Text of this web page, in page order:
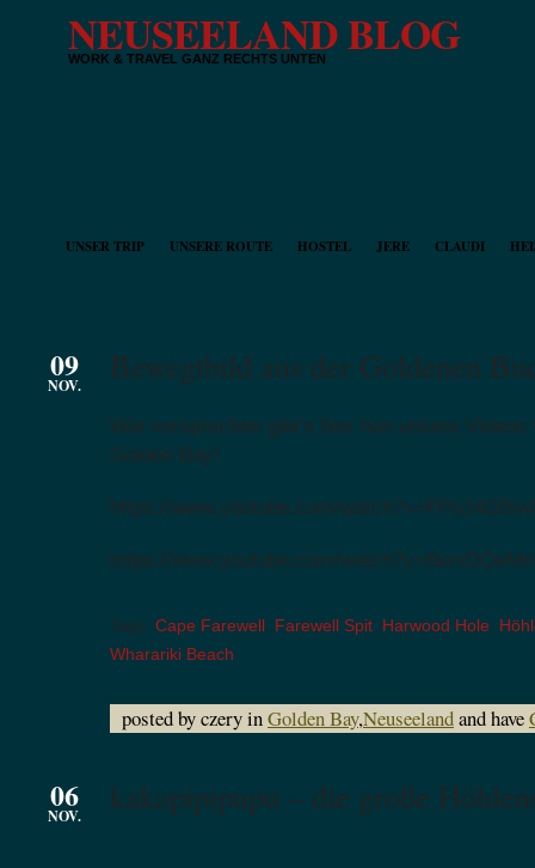
NEUSEELAND BLOG
WORK & TRAVEL GANZ RECHTS UNTEN
UNSER TRIP UNSERE ROUTE HOSTEL JERE CLAUDI
09
NOV. Bewegtbild aus der Goldenen
Wie versprochen gibt’s hier nun unsere
Golden Bay!
https://www.youtube.com/
https://www.youtube.com/
Tags: Cape Farewell Farewell Spit Harwood Hole
Wharariki Beach
posted by czery inGolden Bay,Neuseelandand have
06
NOV. kakapipipupu – die große